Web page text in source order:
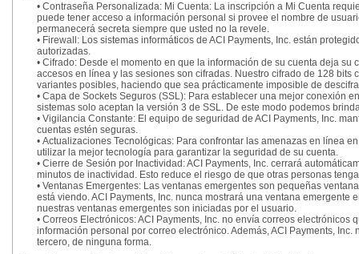
• Contraseña Personalizada: Mi Cuenta: La inscripción a Mi Cuenta
puede tener acceso a información personal si provee el nombre de
permanecerá secreta siempre que usted no la revele.
• Firewall : Los sistemas informáticos de ACI Payments, Inc. están
autorizadas.
• Cifrado: Desde el momento en que la información de su cuenta deja
accesos en línea y las sesiones son cifradas. Nuestro cifrado de 128
variantes posibles, haciendo que sea prácticamente imposible de
• Capa de Sockets Seguros (SSL): Para establecer una mejor conexión
sistemas solo aceptan la versión 3 de SSL. De este modo podemos
• Vigilancia Constante: El equipo de seguridad de ACI Payments, Inc.
cuentas estén seguras.
• Actualizaciones Tecnológicas: Para confrontar las amenazas en línea
utilizar la mejor tecnología para garantizar la seguridad de su cuenta.
• Cierre de Sesión por Inactividad: ACI Payments, Inc. cerrará
minutos de inactividad. Esto reduce el riesgo de que otras personas
• Ventanas Emergentes: Las ventanas emergentes son pequeñas
está viendo. ACI Payments, Inc. nunca mostrará una ventana
nuestras ventanas emergentes son iniciadas por el usuario.
• Correos Electrónicos: ACI Payments, Inc. no envía correos
información personal por correo electrónico. Además, ACI Payments,
tercero, de ninguna forma.